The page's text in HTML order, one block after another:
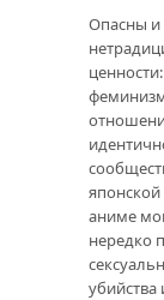
Опасны
аниме
нередко
убийства